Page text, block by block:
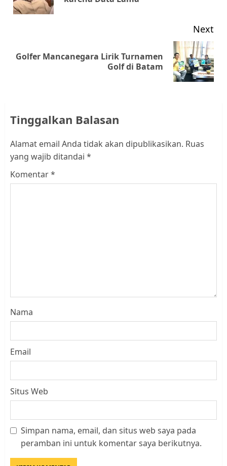
Next
Next
Golfer Mancanegara Lirik Turnamen
Golf di Batam
Tinggalkan Balasan
Alamat email Anda tidak akan dipublikasikan. Ruas
yang wajib ditandai *
Komentar*
Nama
Email
Situs Web
Simpan nama, email, dan situs web saya pada
peramban ini untuk komentar saya berikutnya.
Datangi Pemko Batam, Warga